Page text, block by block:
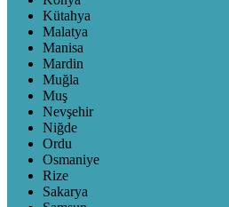
Kütahya
Malatya
Manisa
Mardin
Muğla
Muş
Nevşehir
Niğde
Ordu
Osmaniye
Rize
Sakarya